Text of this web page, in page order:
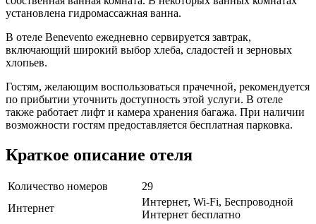
установлена гидромассажная ванна.
В отеле Benevento ежедневно сервируется завтрак,
включающий широкий выбор хлеба, сладостей и зерновых
хлопьев.
Гостям, желающим воспользоваться прачечной, рекомендуется
по прибытии уточнить доступность этой услуги. В отеле
также работает лифт и камера хранения багажа. При наличии
возможности гостям предоставляется бесплатная парковка.
Краткое описание отеля
Количество номеров
29
Интернет
Интернет, Wi-Fi, Беспроводной
Интернет бесплатно